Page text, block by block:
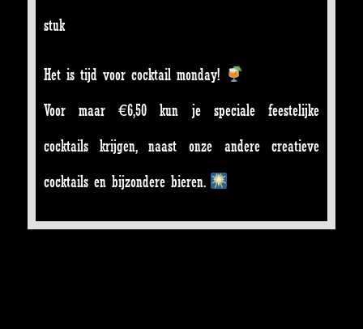
stuk
Het is tijd voor cocktail monday!
Voor maar €6,50 kun je speciale feestelijke
cocktails krijgen, naast onze andere creatieve
cocktails en bijzondere bieren.